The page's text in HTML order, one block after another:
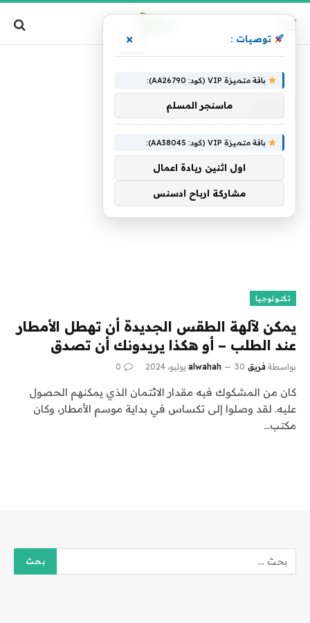
تكنولوجيا
يمكن لآلهة الطقس الجديدة أن تهطل الأمطار
عند الطلب – أو هكذا يريدونك أن تصدق
بواسطة فريق alwahah 30 يوليو، 2024 0
كان من المشكوك فيه مقدار الائتمان الذي يمكنهم الحصول
عليه. لقد وصلوا إلى تكساس في بداية موسم الأمطار، وكان
مكتب…
توصيات : ×
باقة متميزة VIP (كود: AA26790):
ماسنجر المسلم
باقة متميزة VIP (كود: AA38045):
اول اثنين ريادة اعمال
مشاركة ارباح ادسنس